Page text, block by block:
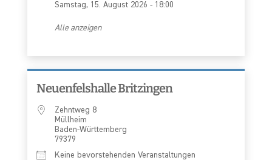
Samstag, 15. August 2026 - 18:00
Alle anzeigen
Neuenfelshalle Britzingen
Zehntweg 8
Müllheim
Baden-Württemberg
79379
Keine bevorstehenden Veranstaltungen